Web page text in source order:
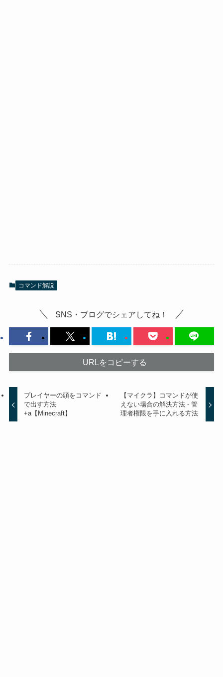
コマンド解説
SNS・ブログでシェアしてね！
URLをコピーする
プレイヤーの頭をコマンド
で出す方法
+a【Minecraft】
【マイクラ】コマンドが使
えない場合の解決方法 - 管
理者権限を手に入れる方法